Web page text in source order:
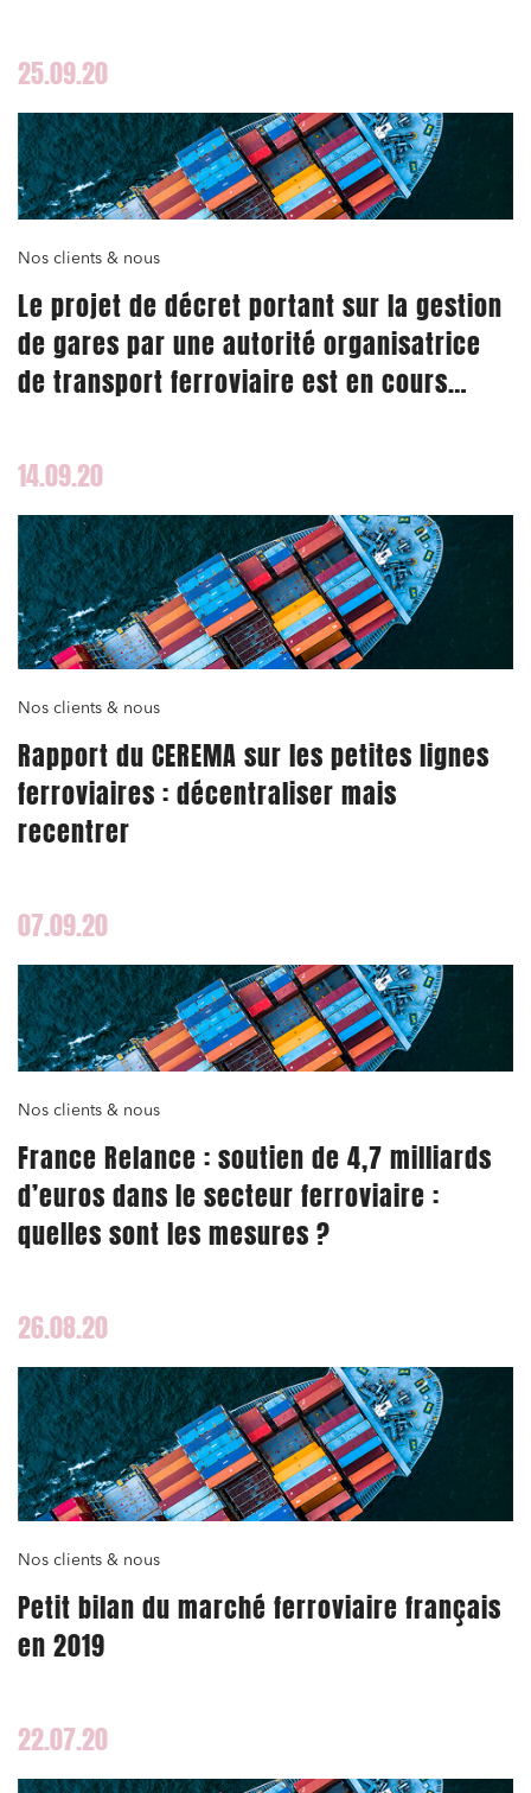
ferroviaires ouvertes à la concurrence
25.09.20
Nos clients & nous
Le projet de décret portant sur la gestion
de gares par une autorité organisatrice
de transport ferroviaire est en cours
consultation publique
14.09.20
Nos clients & nous
Rapport du CEREMA sur les petites lignes
ferroviaires : décentraliser mais
recentrer
07.09.20
Nos clients & nous
France Relance : soutien de 4,7 milliards
d’euros dans le secteur ferroviaire :
quelles sont les mesures ?
26.08.20
Nos clients & nous
Petit bilan du marché ferroviaire français
en 2019
22.07.20
Droit du numérique, données et conformité
Relations sociales et droit du travail
Services publics et collectivités
Commande publique
Projets immobiliers
Environnement
Urbanisme et aménagement
Droit des sociétés et Fusions-Acquisitions
J'ai lu et j'accepte lapolitique de confidentialité